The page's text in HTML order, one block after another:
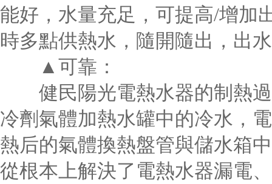
能好，水量充足，可提高/增加
時多點供熱水，隨開隨出，出
▲可靠：
健民陽光電熱水器的制熱過
冷劑氣體加熱水罐中的冷水，
熱后的氣體換熱盤管與儲水箱
從根本上解決了電熱水器漏電